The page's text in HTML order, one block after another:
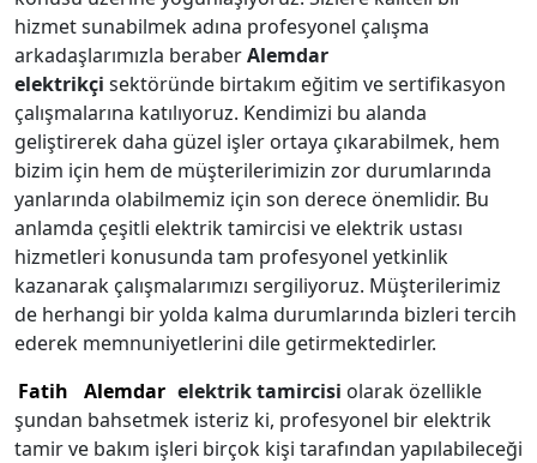
hizmet sunabilmek adına profesyonel çalışma
arkadaşlarımızla beraberAlemdar
elektrikçi sektöründe birtakım eğitim ve sertifikasyon
çalışmalarına katılıyoruz. Kendimizi bu alanda
geliştirerek daha güzel işler ortaya çıkarabilmek, hem
bizim için hem de müşterilerimizin zor durumlarında
yanlarında olabilmemiz için son derece önemlidir. Bu
anlamda çeşitli elektrik tamircisi ve elektrik ustası
hizmetleri konusunda tam profesyonel yetkinlik
kazanarak çalışmalarımızı sergiliyoruz. Müşterilerimiz
de herhangi bir yolda kalma durumlarında bizleri tercih
ederek memnuniyetlerini dile getirmektedirler.
Fatih
Alemdar elektrik tamircisi olarak özellikle
şundan bahsetmek isteriz ki, profesyonel bir elektrik
tamir ve bakım işleri birçok kişi tarafından yapılabileceği